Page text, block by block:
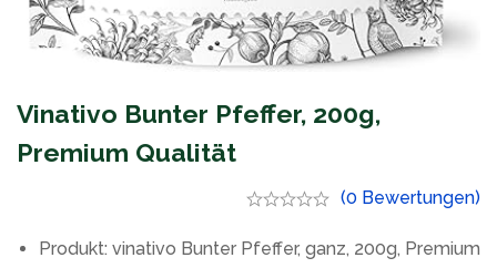
Vinativo Bunter Pfeffer, 200g,
Premium Qualität
(0 Bewertungen)
Produkt: vinativo Bunter Pfeffer, ganz, 200g, Premium